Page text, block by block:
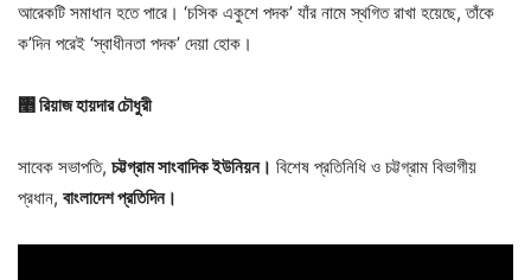
আরেকটি সমাধান হতে পারে। ‘চসিক একুশে পদক’ যাঁর নামে স্থগিত রাখা হয়েছে, তাঁকে
ক’দিন পরেই ‘স্বাধীনতা পদক’ দেয়া হোক।
৥রিয়াজ হায়দার চৌধুরী
সাবেক সভাপতি, চট্টগ্রাম সাংবাদিক ইউনিয়ন। বিশেষ প্রতিনিধি ও চট্টগ্রাম বিভাগীয়
প্রধান, বাংলাদেশ প্রতিদিন।